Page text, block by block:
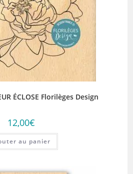
ÉCLOSE Florilèges Design
12,00€
au panier